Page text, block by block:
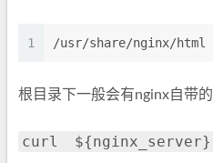
1 /usr/share/nginx/html
根目录下一般会有nginx自带
curl ${nginx_server}